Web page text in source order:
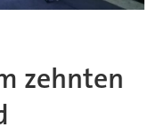
zehnten